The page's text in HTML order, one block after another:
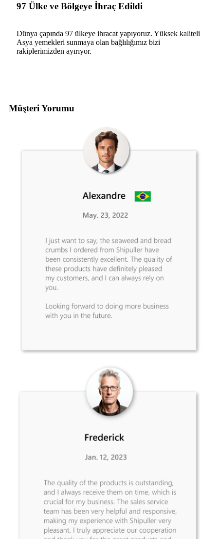
97 Ülke ve Bölgeye İhraç Edildi
Dünya çapında 97 ülkeye ihracat yapıyoruz. Yüksek kaliteli
Asya yemekleri sunmaya olan bağlılığımız bizi
rakiplerimizden ayırıyor.
Müşteri Yorumu